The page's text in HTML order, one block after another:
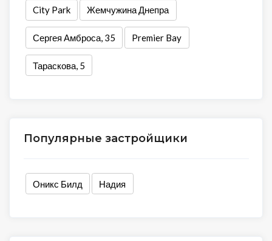
City Park Жемчужина Днепра
Сергея Амброса, 35 Premier Bay
Тараскова, 5
Популярные застройщики
Оникс Билд Надия